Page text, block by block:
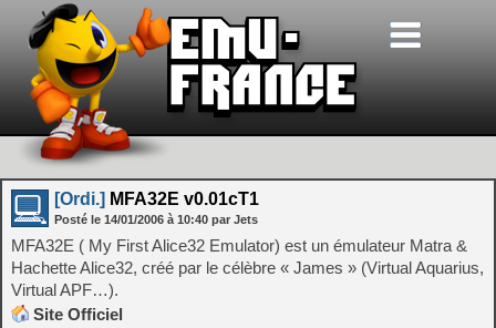
[Ordi.] MFA32E v0.01cT1
Posté le 14/01/2006 à 10:40 par Jets
MFA32E ( My First Alice32 Emulator) est un émulateur Matra &
Hachette Alice32, créé par le célèbre « James » (Virtual Aquarius,
Virtual APF…).
Site Officiel